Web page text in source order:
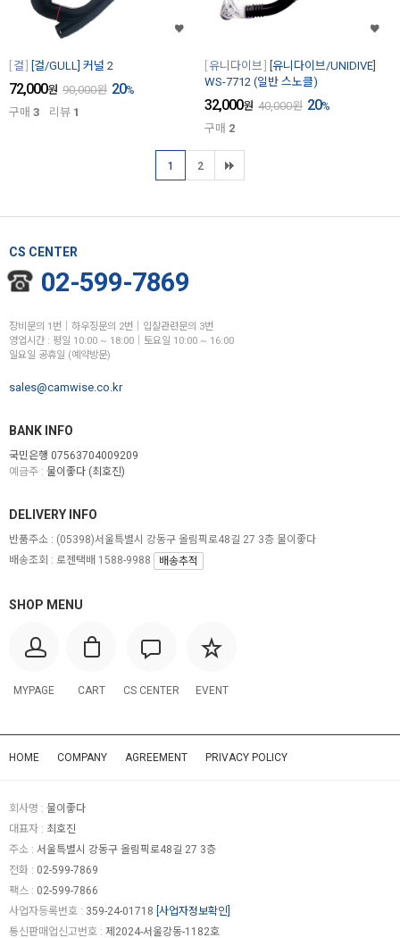
걸 [걸/GULL] 커널 2
72,000원 90,000원 20%
구매 3 리뷰 1
유니다이브
[유니다이브/UNIDIVE]
WS-7712 (일반 스노클)
32,000원 40,000원 20%
구매 2
1 2
CS CENTER
02-599-7869
장비문의 1번│하우징문의 2번│입찰관련문의 3번
영업시간 : 평일 10:00 ~ 18:00│토요일 10:00 ~ 16:00
일요일 공휴일 (예약방문)
sales@camwise.co.kr
BANK INFO
국민은행 07563704009209
예금주 : 물이좋다 (최호진)
SHOP MENU
MYPAGE CART CS CENTER EVENT
DELIVERY INFO
반품주소 : (05398)서울특별시 강동구 올림픽로48길 27 3층 물이좋다
배송조회 : 로젠택배 1588-9988
배송추적
HOME COMPANY AGREEMENT PRIVACY POLICY
회사명 : 물이좋다
대표자 : 최호진
주소 : 서울특별시 강동구 올림픽로48길 27 3층
전화 : 02-599-7869
팩스 : 02-599-7866
사업자등록번호 : 359-24-01718 [사업자정보확인]
통신판매업신고번호 : 제2024-서울강동-1182호